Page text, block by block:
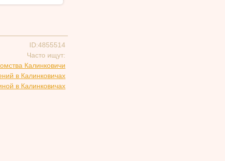
ID:4855514
Часто ищут:
Калинковичи
в Калинковичах
в Калинковичах